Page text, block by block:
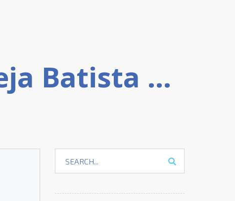
“Guia Completo Sobre a Igreja Batista Fonte: Localização, Horários, Crenças e Conexões Comunitárias”